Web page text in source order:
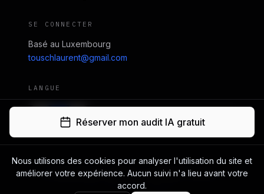
Réserver mon audit IA gratuit
Nous utilisons des cookies pour analyser l'utilisation du site et
améliorer votre expérience. Aucun suivi n'a lieu avant votre
accord.
SE CONNECTER
Basé au Luxembourg
touschlaurent@gmail.com
LANGUE
© 2026 20 More – Studio IA. Tous droits réservés.
Shelby Distribution SARL-S, agissant sous le nom 20 More
RCS Luxembourg : B280426